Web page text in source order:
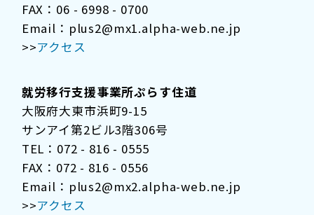
FAX：06 - 6998 - 0700
Email：plus2@mx1.alpha-web.ne.jp
>>アクセス
就労移行支援事業所ぷらす住道
大阪府大東市浜町9-15
サンアイ第2ビル3階306号
TEL：072 - 816 - 0555
FAX：072 - 816 - 0556
Email：plus2@mx2.alpha-web.ne.jp
>>アクセス